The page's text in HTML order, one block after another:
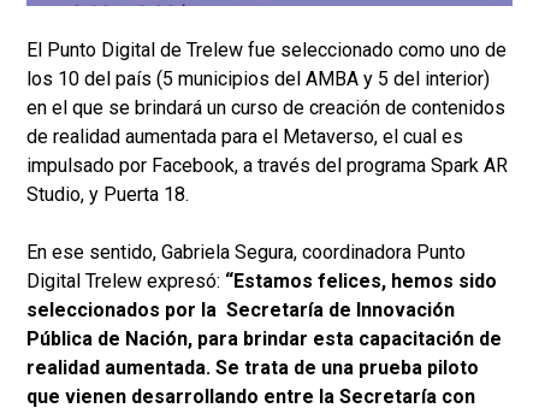
El Punto Digital de Trelew fue seleccionado como uno de
los 10 del país (5 municipios del AMBA y 5 del interior)
en el que se brindará un curso de creación de contenidos
de realidad aumentada para el Metaverso, el cual es
impulsado por Facebook, a través del programa Spark AR
Studio, y Puerta 18.
En ese sentido, Gabriela Segura, coordinadora Punto
Digital Trelew expresó: “Estamos felices, hemos sido
seleccionados por la Secretaría de Innovación
Pública de Nación, para brindar esta capacitación de
realidad aumentada. Se trata de una prueba piloto
que vienen desarrollando entre la Secretaría con